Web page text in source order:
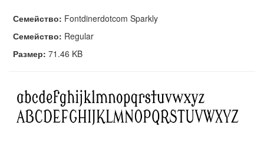
Семейство: Fontdinerdotcom Sparkly
Семейство: Regular
Размер: 71.46 KB